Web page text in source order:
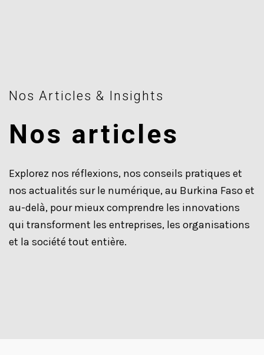
Nos Articles & Insights
Nos articles
Explorez nos réflexions, nos conseils pratiques et
nos actualités sur le numérique, au Burkina Faso et
au-delà, pour mieux comprendre les innovations
qui transforment les entreprises, les organisations
et la société tout entière.